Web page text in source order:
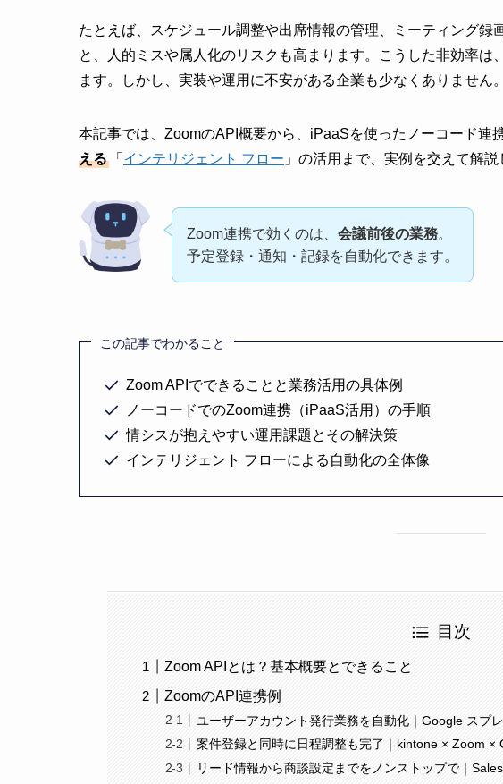
たとえば、スケジュール調整や出席情報の管理、ミーティング録
と、人的ミスや属人化のリスクも高まります。こうした非効率は
ます。しかし、実装や運用に不安がある企業も少なくありません。
本記事では、ZoomのAPI概要から、iPaaSを使ったノーコード連
える
「 インテリジェント フロー 」の活用まで、実例を交えて解説
Zoom連携で効くのは、 会議前後の業務。
予定登録・通知・記録を自動化できます。
この記事でわかること
Zoom APIでできることと業務活用の具体例
ノーコードでのZoom連携（iPaaS活用）の手順
情シスが抱えやすい運用課題とその解決策
インテリジェント フローによる自動化の全体像
目次
Zoom APIとは？基本概要とできること
ZoomのAPI連携例
ユーザーアカウント発行業務を自動化｜Google スプ
案件登録と同時に日程調整も完了｜kintone × Zoom ×
リード情報から商談設定までをノンストップで｜